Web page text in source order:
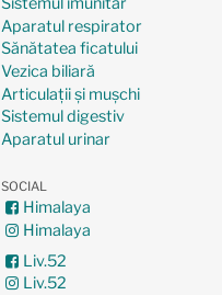
Aparatul respirator
Sănătatea ficatului
Vezica biliară
Articulații și mușchi
Sistemul digestiv
Aparatul urinar
SOCIAL
Himalaya
Himalaya
Liv.52
Liv.52